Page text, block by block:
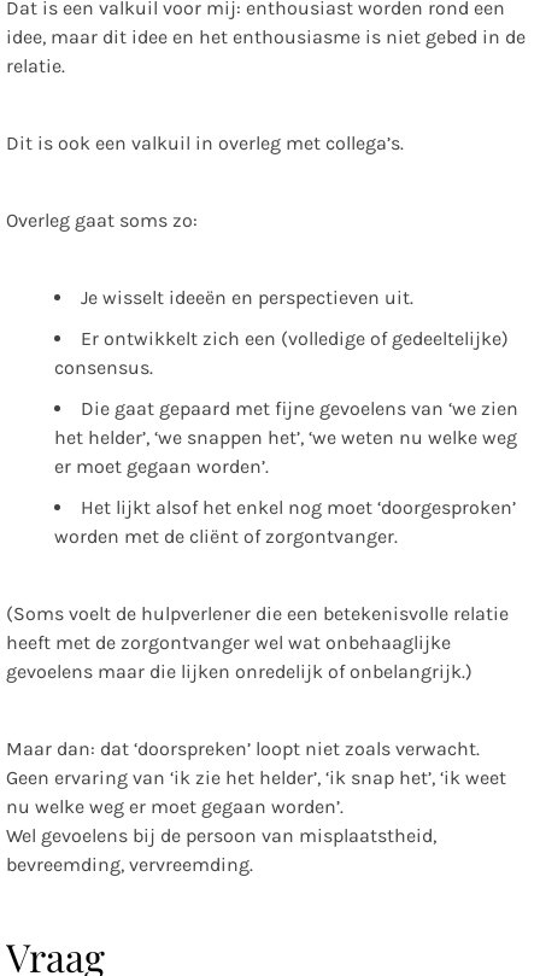
Dat is een valkuil voor mij: enthousiast worden rond een
idee, maar dit idee en het enthousiasme is niet gebed in de
relatie.
Dit is ook een valkuil in overleg met collega’s.
Overleg gaat soms zo:
Je wisselt ideeën en perspectieven uit.
Er ontwikkelt zich een (volledige of gedeeltelijke)
consensus.
Die gaat gepaard met fijne gevoelens van ‘we zien
het helder’, ‘we snappen het’, ‘we weten nu welke weg
er moet gegaan worden’.
Het lijkt alsof het enkel nog moet ‘doorgesproken’
worden met de cliënt of zorgontvanger.
(Soms voelt de hulpverlener die een betekenisvolle relatie
heeft met de zorgontvanger wel wat onbehaaglijke
gevoelens maar die lijken onredelijk of onbelangrijk.)
Maar dan: dat ‘doorspreken’ loopt niet zoals verwacht.
Geen ervaring van ‘ik zie het helder’, ‘ik snap het’, ‘ik weet
nu welke weg er moet gegaan worden’.
Wel gevoelens bij de persoon van misplaatstheid,
bevreemding, vervreemding.
Vraag